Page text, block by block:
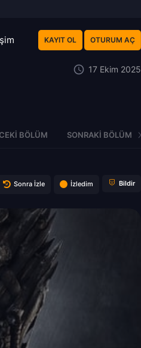
KAYIT OL OTURUM AÇ
17 Ekim 2025
BÖLÜM SONRAKI BÖLÜM
Sonra İzle İzledim Bildir